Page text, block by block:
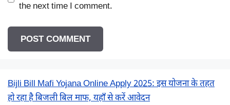
the next time I comment.
Bijli Bill Mafi Yojana Online Apply 2025: इस योजना के तहत
हो रहा है बिजली बिल माफ, यहाँ से करें आवेदन